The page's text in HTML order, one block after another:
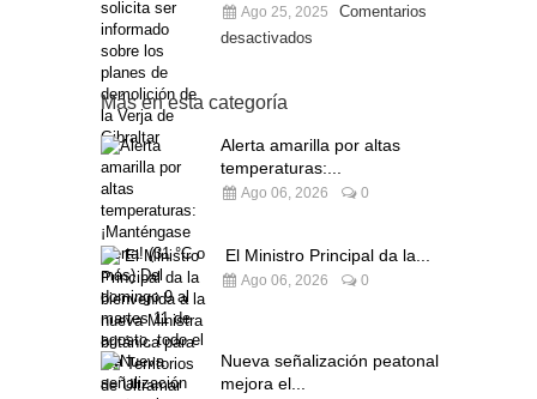
Ago 25, 2025
Comentarios
desactivados
Más en esta categoría
Alerta amarilla por altas
temperaturas:...
Ago 06, 2026 0
El Ministro Principal da la...
Ago 06, 2026 0
Nueva señalización peatonal
mejora el...